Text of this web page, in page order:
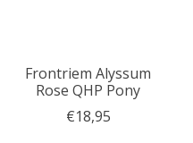
Frontriem Alyssum
Rose QHP Pony
€18,95